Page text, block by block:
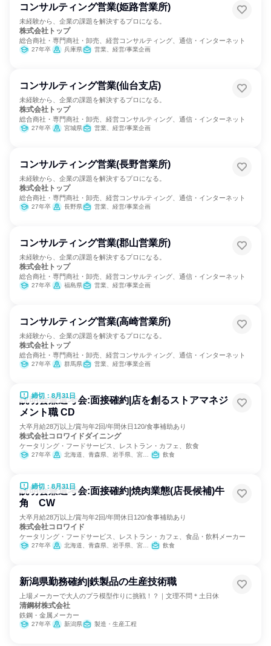
コンサルティング営業(姫路営業所)
未経験から、企業の課題を解決するプロになる。
株式会社トップ
総合商社・専門商社・卸売、経営コンサルティング、通信・インターネット
27年卒 兵庫県 営業、経営/事業企画
コンサルティング営業(仙台支店)
未経験から、企業の課題を解決するプロになる。
株式会社トップ
総合商社・専門商社・卸売、経営コンサルティング、通信・インターネット
27年卒 宮城県 営業、経営/事業企画
コンサルティング営業(長野営業所)
未経験から、企業の課題を解決するプロになる。
株式会社トップ
総合商社・専門商社・卸売、経営コンサルティング、通信・インターネット
27年卒 長野県 営業、経営/事業企画
コンサルティング営業(郡山営業所)
未経験から、企業の課題を解決するプロになる。
株式会社トップ
総合商社・専門商社・卸売、経営コンサルティング、通信・インターネット
27年卒 福島県 営業、経営/事業企画
コンサルティング営業(高崎営業所)
未経験から、企業の課題を解決するプロになる。
株式会社トップ
総合商社・専門商社・卸売、経営コンサルティング、通信・インターネット
27年卒 群馬県 営業、経営/事業企画
締切：8月31日
説明会兼選考会:面接確約|店を創るストアマネジ
メント職 CD
大卒月給28万以上/賞与年2回/年間休日120/食事補助あり
株式会社コロワイドダイニング
ケータリング・フードサービス、レストラン・カフェ、飲食
27年卒 北海道、青森県、岩手県、宮城県、秋田県、山形県、福島県、茨城県、栃木県、埼玉県、千葉県、東京都、神奈川県、新潟県、長野県、静岡県、愛知県、三重県、滋賀県、大阪府 飲食
締切：8月31日
説明会兼選考会:面接確約|焼肉業態(店長候補)牛
角 CW
大卒月給28万以上/賞与年2回/年間休日120/食事補助あり
株式会社コロワイド
ケータリング・フードサービス、レストラン・カフェ、食品・飲料メーカー
27年卒 北海道、青森県、岩手県、宮城県、秋田県、山形県、福島県、茨城県、栃木県、群馬県、埼玉県、千葉県、東京都、神奈川県、新潟県、富山県、石川県、福井県、山梨県、長野県、岐阜県、静岡県、愛知県、三重県、滋賀県、京都府、大阪府、兵庫県、奈良県、和歌山県、鳥取県、島根県、岡山県、広島県、山口県、徳島県、香川県、愛媛県、高知県、福岡県、佐賀県、長崎県、熊本県、大分県、宮崎県、鹿児島県 飲食
新潟県勤務確約|鉄製品の生産技術職
上場メーカーで大人のプラ模型作りに挑戦！？｜文理不問＊土日休
清鋼材株式会社
鉄鋼・金属メーカー
27年卒 新潟県 製造・生産工程